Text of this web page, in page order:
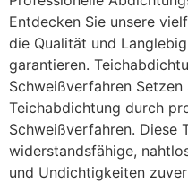
Entdecken Sie unsere
die Qualität und
garantieren.
Schweißverfahren
Teichabdichtung durch
Schweißverfahren. Diese
widerstandsfähige,
und Undichtigkeiten